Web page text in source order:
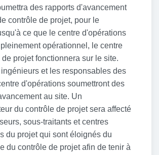
des rapports d'avancement
contrôle de projet, pour le
ce que le centre d'opérations
opérationnel, le centre
projet fonctionnera sur le site.
et les responsables des
d'opérations soumettront des
au site. Un
du contrôle de projet sera affecté
sous-traitants et centres
du projet qui sont éloignés du
du contrôle de projet afin de tenir à